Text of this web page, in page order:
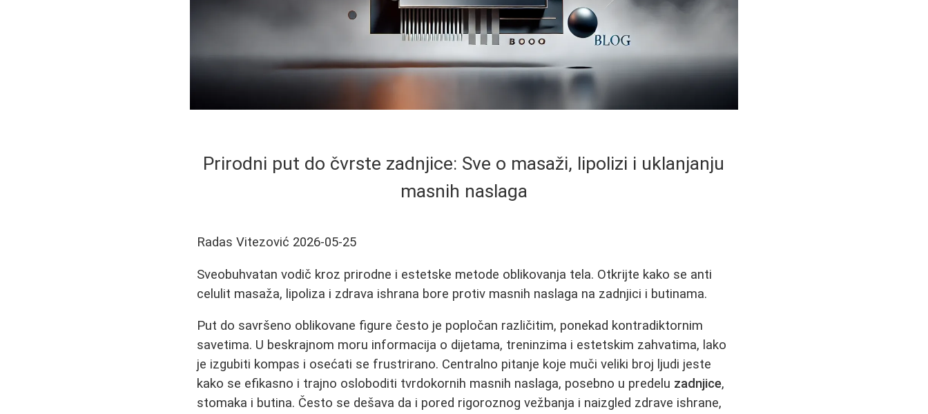
Prirodni put do čvrste zadnjice: Sve o masaži, lipolizi i uklanjanju
masnih naslaga
Radas Vitezović 2026-05-25
Sveobuhvatan vodič kroz prirodne i estetske metode oblikovanja tela. Otkrijte kako se anti
celulit masaža, lipoliza i zdrava ishrana bore protiv masnih naslaga na zadnjici i butinama.
Put do savršeno oblikovane figure često je popločan različitim, ponekad kontradiktornim
savetima. U beskrajnom moru informacija o dijetama, treninzima i estetskim zahvatima, lako
je izgubiti kompas i osećati se frustrirano. Centralno pitanje koje muči veliki broj ljudi jeste
kako se efikasno i trajno osloboditi tvrdokornih masnih naslaga, posebno u predelu zadnjice,
stomaka i butina. Često se dešava da i pored rigoroznog vežbanja i naizgled zdrave ishrane,